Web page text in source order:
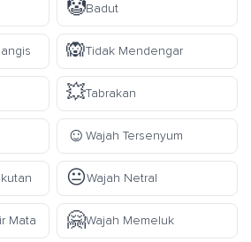
🤡Badut
🙉Tidak Mendengar
💥Tabrakan
☺️ Wajah Tersenyum
😐Wajah Netral
Mata 🤗Wajah Memeluk